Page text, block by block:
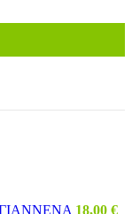
18,00 €